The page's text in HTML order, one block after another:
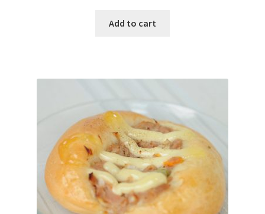
Add to cart